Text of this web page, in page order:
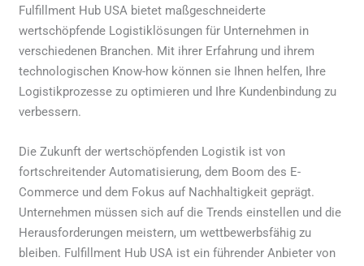
Fulfillment Hub USA bietet maßgeschneiderte
wertschöpfende Logistiklösungen für Unternehmen in
verschiedenen Branchen. Mit ihrer Erfahrung und ihrem
technologischen Know-how können sie Ihnen helfen, Ihre
Logistikprozesse zu optimieren und Ihre Kundenbindung zu
verbessern.
Die Zukunft der wertschöpfenden Logistik ist von
fortschreitender Automatisierung, dem Boom des E-
Commerce und dem Fokus auf Nachhaltigkeit geprägt.
Unternehmen müssen sich auf die Trends einstellen und die
Herausforderungen meistern, um wettbewerbsfähig zu
bleiben. Fulfillment Hub USA ist ein führender Anbieter von